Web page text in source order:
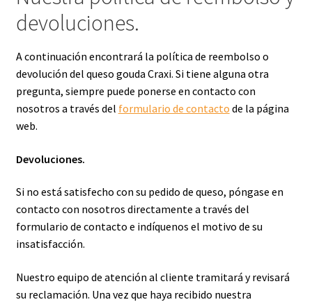
devoluciones.
A continuación encontrará la política de reembolso o
devolución del queso gouda Craxi. Si tiene alguna otra
pregunta, siempre puede ponerse en contacto con
nosotros a través del formulario de contacto de la página
web.
Devoluciones.
Si no está satisfecho con su pedido de queso, póngase en
contacto con nosotros directamente a través del
formulario de contacto e indíquenos el motivo de su
insatisfacción.
Nuestro equipo de atención al cliente tramitará y revisará
su reclamación. Una vez que haya recibido nuestra